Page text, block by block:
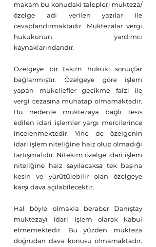
makam bu konudaki talepleri mukteza/
özelge adı verilen yazılar ile
cevaplandırmaktadır. Muktezalar vergi
hukukunun yardımcı
kaynaklarındandır.
Özelgeye bir takım hukuki sonuçlar
bağlanmıştır. Özelgeye göre işlem
yapan mükellefler gecikme faizi ile
vergi cezasına muhatap olmamaktadır.
Bu nedenle muktezaya bağlı tesis
edilen idari işlemler yargı mercilerince
incelenmektedir. Yine de özelgenin
idari işlem niteliğine haiz olup olmadığı
tartışmalıdır. Nitekim özelge idari işlem
niteliğine haiz sayılacaksa tek başına
kesin ve yürütülebilir olan özelgeye
karşı dava açılabilecektir.
Hal böyle olmakla beraber Danıştay
muktezayı idari işlem olarak kabul
etmemektedir. Bu yüzden mukteza
doğrudan dava konusu olmamaktadır.